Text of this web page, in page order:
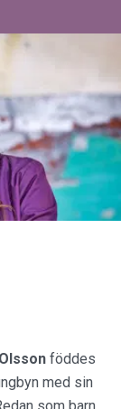
föddes
med sin